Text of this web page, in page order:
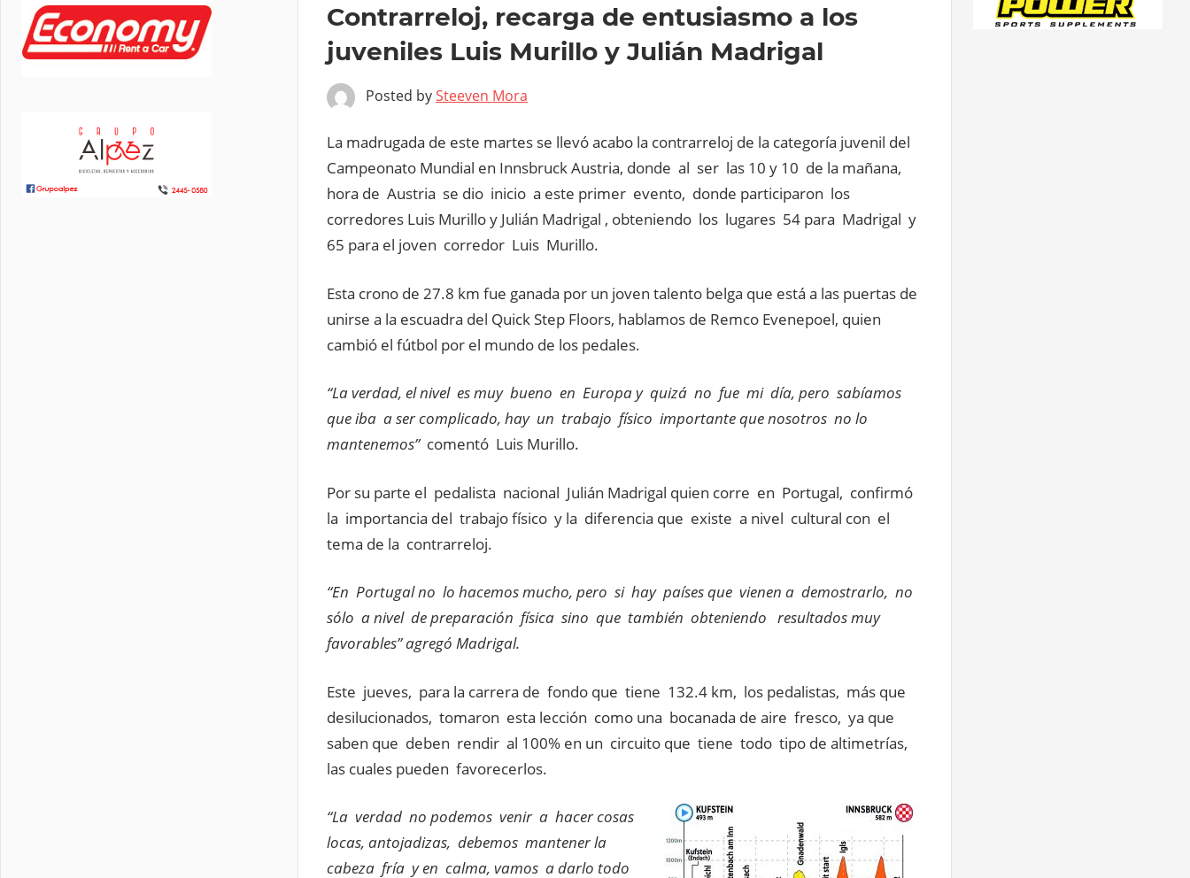
Contrarreloj, recarga de entusiasmo a los
juveniles Luis Murillo y Julián Madrigal
Posted bySteeven Mora
La madrugada de este martes se llevó acabo la contrarreloj de la categoría juvenil del
Campeonato Mundial en Innsbruck Austria, donde al ser las 10 y 10 de la mañana,
hora de Austria se dio inicio a este primer evento, donde participaron los
corredores Luis Murillo y Julián Madrigal , obteniendo los lugares 54 para Madrigal y
65 para el joven corredor Luis Murillo.
Esta crono de 27.8 km fue ganada por un joven talento belga que está a las puertas de
unirse a la escuadra del Quick Step Floors, hablamos de Remco Evenepoel, quien
cambió el fútbol por el mundo de los pedales.
“La verdad, el nivel es muy bueno en Europa y quizá no fue mi día, pero sabíamos
que iba a ser complicado, hay un trabajo físico importante que nosotros no lo
mantenemos”comentó Luis Murillo.
Por su parte el pedalista nacional Julián Madrigal quien corre en Portugal, confirmó
la importancia del trabajo físico y la diferencia que existe a nivel cultural con el
tema de la contrarreloj.
“En Portugal no lo hacemos mucho, pero si hay países que vienen a demostrarlo, no
sólo a nivel de preparación física sino que también obteniendo resultados muy
favorables” agregó Madrigal.
Este jueves, para la carrera de fondo que tiene 132.4 km, los pedalistas, más que
desilucionados, tomaron esta lección como una bocanada de aire fresco, ya que
saben que deben rendir al 100% en un circuito que tiene todo tipo de altimetrías,
las cuales pueden favorecerlos.
“La verdad no podemos venir a hacer cosas
locas, antojadizas, debemos mantener la
cabeza fría y en calma, vamos a darlo todo